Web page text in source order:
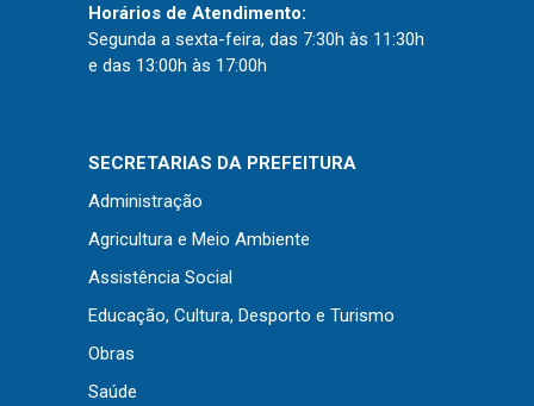
Instruções Normativas
Chamamentos Públicos
Leis, Decretos e Portarias
Transparência
Portal da Transparência
Horários de Atendimento:
Segunda a sexta-feira, das 7:30h às 11:30h
e das 13:00h às 17:00h
SECRETARIAS DA PREFEITURA
Administração
Agricultura e Meio Ambiente
Assistência Social
Educação, Cultura, Desporto e Turismo
Obras
Saúde